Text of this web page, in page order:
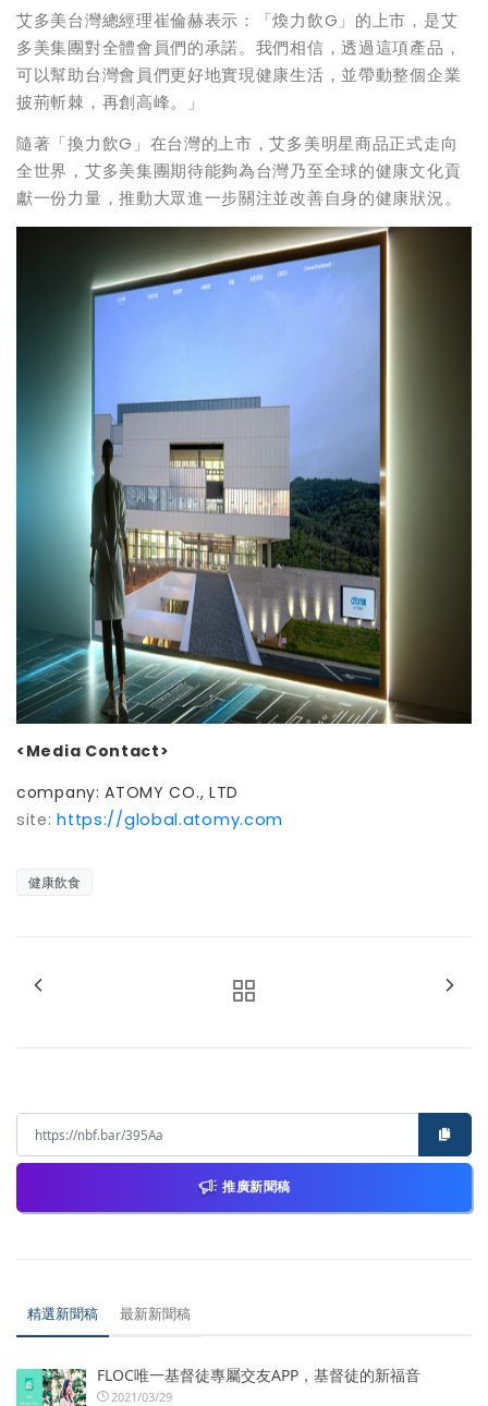
艾多美台灣總經理崔倫赫表示：「煥力飲G」的上市，是艾
多美集團對全體會員們的承諾。我們相信，透過這項產品，
可以幫助台灣會員們更好地實現健康生活，並帶動整個企業
披荊斬棘，再創高峰。」
隨著「換力飲G」在台灣的上市，艾多美明星商品正式走向
全世界，艾多美集團期待能夠為台灣乃至全球的健康文化貢
獻一份力量，推動大眾進一步關注並改善自身的健康狀況。
<Media Contact>
company: ATOMY CO., LTD
site:https://global.atomy.com
健康飲食
推廣新聞稿
精選新聞稿 最新新聞稿
FLOC唯一基督徒專屬交友APP，基督徒的新福音
2021/03/29